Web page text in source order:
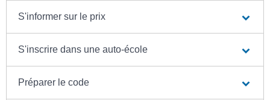
S'informer sur le prix
S'inscrire dans une auto-école
Préparer le code